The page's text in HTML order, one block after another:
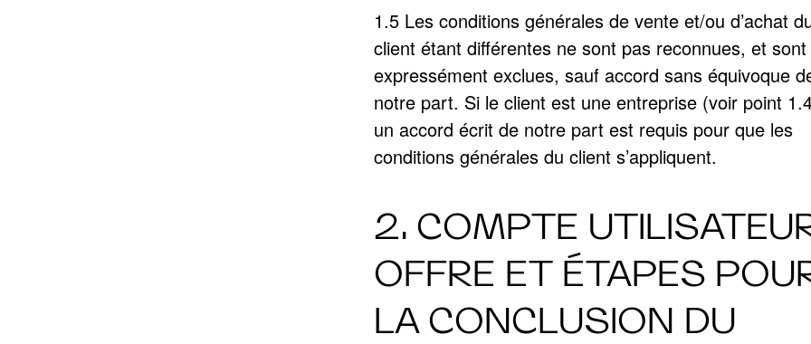
1.5 Les conditions générales de vente et/ou d’achat
client étant différentes ne sont pas reconnues, et sont
expressément exclues, sauf accord sans équivoque
notre part. Si le client est une entreprise (voir point
un accord écrit de notre part est requis pour que les
conditions générales du client s’appliquent.
2. COMPTE
OFFRE ET ÉTAPES
LA CONCLUSION DU